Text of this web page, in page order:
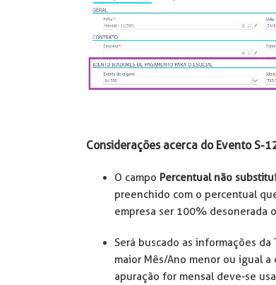
Considerações acerca do Evento S-
O campo Percentual não
preenchido com o percentual
empresa ser 100% desonerada
Será buscado as informações
maior Mês/Ano menor ou igual
apuração for mensal deve-se